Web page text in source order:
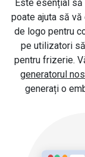
Este esențial să
poate ajuta să
de logo pentru
pe utilizatori
pentru frizerie.
generatorul
generați o